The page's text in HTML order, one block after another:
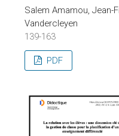
Salem Amamou, Jean-
Vandercleyen
139-163
PDF